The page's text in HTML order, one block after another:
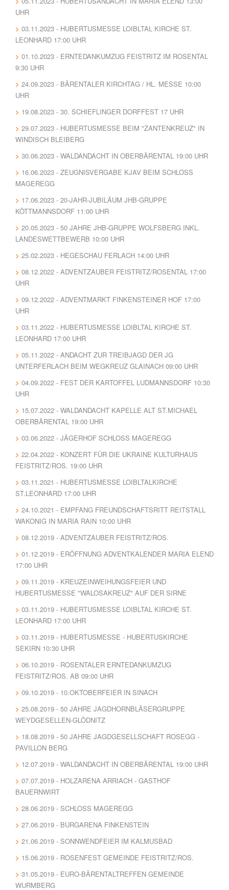
UHR
03.11.2023 - HUBERTUSMESSE LOIBLTAL KIRCHE ST.
LEONHARD 17:00 UHR
01.10.2023 - ERNTEDANKUMZUG FEISTRITZ IM ROSENTAL
9:30 UHR
24.09.2023 - BÄRENTALER KIRCHTAG / HL. MESSE 10:00
UHR
19.08.2023 - 30. SCHIEFLINGER DORFFEST 17 UHR
29.07.2023 - HUBERTUSMESSE BEIM "ZANTENKREUZ" IN
WINDISCH BLEIBERG
30.06.2023 - WALDANDACHT IN OBERBÄRENTAL 19:00 UHR
16.06.2023 - ZEUGNISVERGABE KJAV BEIM SCHLOSS
MAGEREGG
17.06.2023 - 20-JAHR-JUBILÄUM JHB-GRUPPE
KÖTTMANNSDORF 11:00 UHR
20.05.2023 - 50 JAHRE JHB-GRUPPE WOLFSBERG INKL.
LANDESWETTBEWERB 10:00 UHR
25.02.2023 - HEGESCHAU FERLACH 14:00 UHR
08.12.2022 - ADVENTZAUBER FEISTRITZ/ROSENTAL 17:00
UHR
09.12.2022 - ADVENTMARKT FINKENSTEINER HOF 17:00
UHR
03.11.2022 - HUBERTUSMESSE LOIBLTAL KIRCHE ST.
LEONHARD 17:00 UHR
05.11.2022 - ANDACHT ZUR TREIBJAGD DER JG
UNTERFERLACH BEIM WEGKREUZ GLAINACH 09:00 UHR
04.09.2022 - FEST DER KARTOFFEL LUDMANNSDORF 10:30
UHR
15.07.2022 - WALDANDACHT KAPELLE ALT ST.MICHAEL
OBERBÄRENTAL 19:00 UHR
03.06.2022 - JÄGERHOF SCHLOSS MAGEREGG
22.04.2022 - KONZERT FÜR DIE UKRAINE KULTURHAUS
FEISTRITZ/ROS. 19:00 UHR
03.11.2021 - HUBERTUSMESSE LOIBLTALKIRCHE
ST.LEONHARD 17:00 UHR
24.10.2021 - EMPFANG FREUNDSCHAFTSRITT REITSTALL
WAKONIG IN MARIA RAIN 10:00 UHR
08.12.2019 - ADVENTZAUBER FEISTRITZ/ROS.
01.12.2019 - ERÖFFNUNG ADVENTKALENDER MARIA ELEND
17:00 UHR
09.11.2019 - KREUZEINWEIHUNGSFEIER UND
HUBERTUSMESSE "WALOSAKREUZ" AUF DER SIRNE
03.11.2019 - HUBERTUSMESSE LOIBLTAL KIRCHE ST.
LEONHARD 17:00 UHR
03.11.2019 - HUBERTUSMESSE - HUBERTUSKIRCHE
SEKIRN 10:30 UHR
06.10.2019 - ROSENTALER ERNTEDANKUMZUG
FEISTRITZ/ROS. AB 09:00 UHR
09.10.2019 - 10.OKTOBERFEIER IN SINACH
25.08.2019 - 50 JAHRE JAGDHORNBLÄSERGRUPPE
WEYDGESELLEN-GLÖDNITZ
18.08.2019 - 50 JAHRE JAGDGESELLSCHAFT ROSEGG -
PAVILLON BERG
12.07.2019 - WALDANDACHT IN OBERBÄRENTAL 19:00 UHR
07.07.2019 - HOLZARENA ARRIACH - GASTHOF
BAUERNWIRT
28.06.2019 - SCHLOSS MAGEREGG
27.06.2019 - BURGARENA FINKENSTEIN
21.06.2019 - SONNWENDFEIER IM KALMUSBAD
15.06.2019 - ROSENFEST GEMEINDE FEISTRITZ/ROS.
31.05.2019 - EURO-BÄRENTALTREFFEN GEMEINDE
WURMBERG